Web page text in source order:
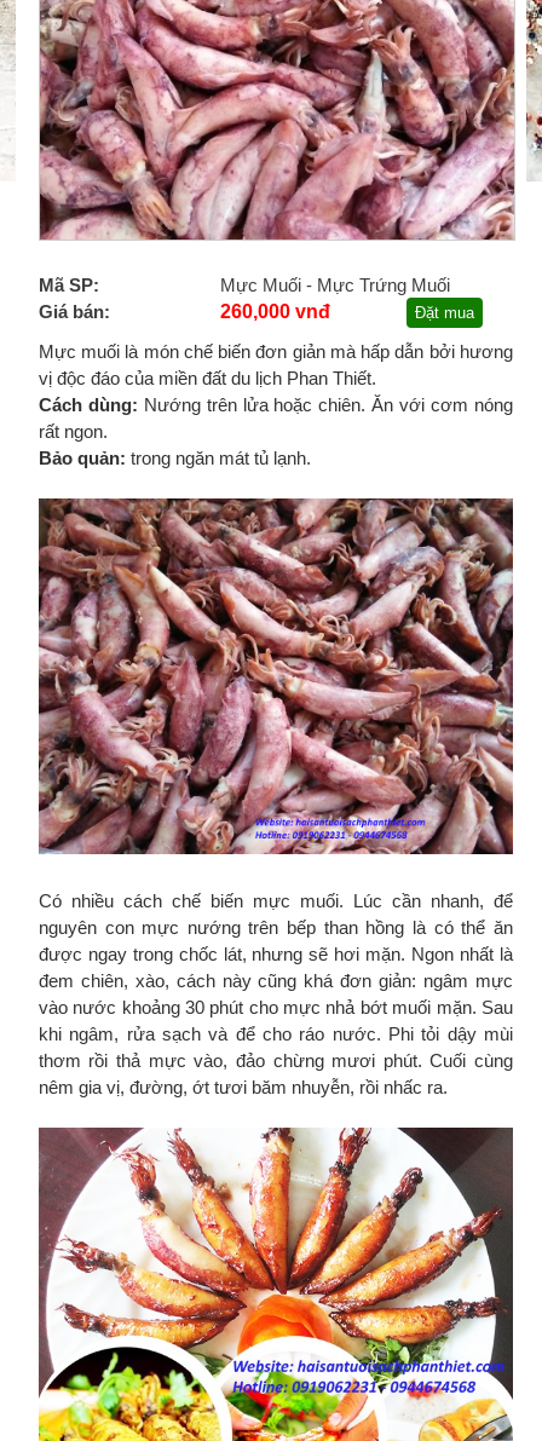
Mã SP:
Mực Muối - Mực Trứng Muối
Giá bán:
260,000 vnđ Đặt mua
Mực muối là món chế biến đơn giản mà hấp dẫn bởi hương
vị độc đáo của miền đất du lịch Phan Thiết.
Cách dùng: Nướng trên lửa hoặc chiên. Ăn với cơm nóng
rất ngon.
Bảo quản: trong ngăn mát tủ lạnh.
Có nhiều cách chế biến mực muối. Lúc cần nhanh, để
nguyên con mực nướng trên bếp than hồng là có thể ăn
được ngay trong chốc lát, nhưng sẽ hơi mặn. Ngon nhất là
đem chiên, xào, cách này cũng khá đơn giản: ngâm mực
vào nước khoảng 30 phút cho mực nhả bớt muối mặn. Sau
khi ngâm, rửa sạch và để cho ráo nước. Phi tỏi dậy mùi
thơm rồi thả mực vào, đảo chừng mươi phút. Cuối cùng
nêm gia vị, đường, ớt tươi băm nhuyễn, rồi nhấc ra.